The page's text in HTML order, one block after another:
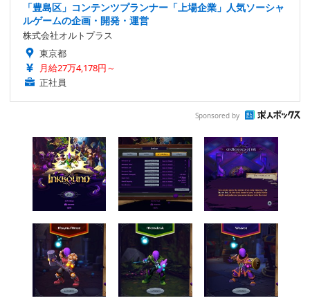
「豊島区」コンテンツプランナー「上場企業」人気ソーシャ
ルゲームの企画・開発・運営
株式会社オルトプラス
東京都
月給27万4,178円～
正社員
Sponsored by